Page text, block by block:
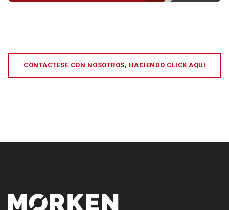
CONTÁCTESE CON NOSOTROS, HACIENDO CLICK AQUÍ